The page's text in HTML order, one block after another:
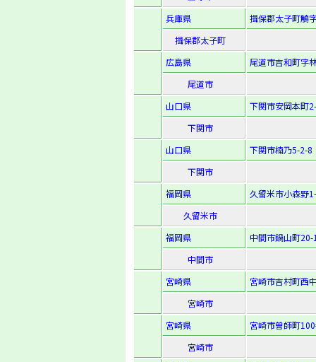
兵庫県
揖保郡太子町鵤
揖保郡太子町
広島県
尾道市吉和町字
尾道市
山口県
下関市安岡本町
下関市
山口県
下関市楠乃5-2-8
下関市
福岡県
久留米市小森野
久留米市
福岡県
中間市鍋山町20-
中間市
宮崎県
宮崎市吉村町西
宮崎市
宮崎県
宮崎市曽師町
宮崎市